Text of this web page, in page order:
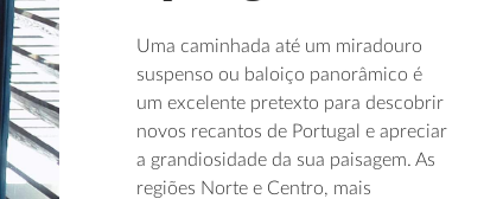
Uma caminhada até um miradouro
suspenso ou baloiço panorâmico é
um excelente pretexto para descobrir
novos recantos de Portugal e apreciar
a grandiosidade da sua paisagem. As
regiões Norte e Centro, mais